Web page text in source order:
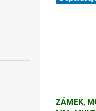
ZÁMEK,